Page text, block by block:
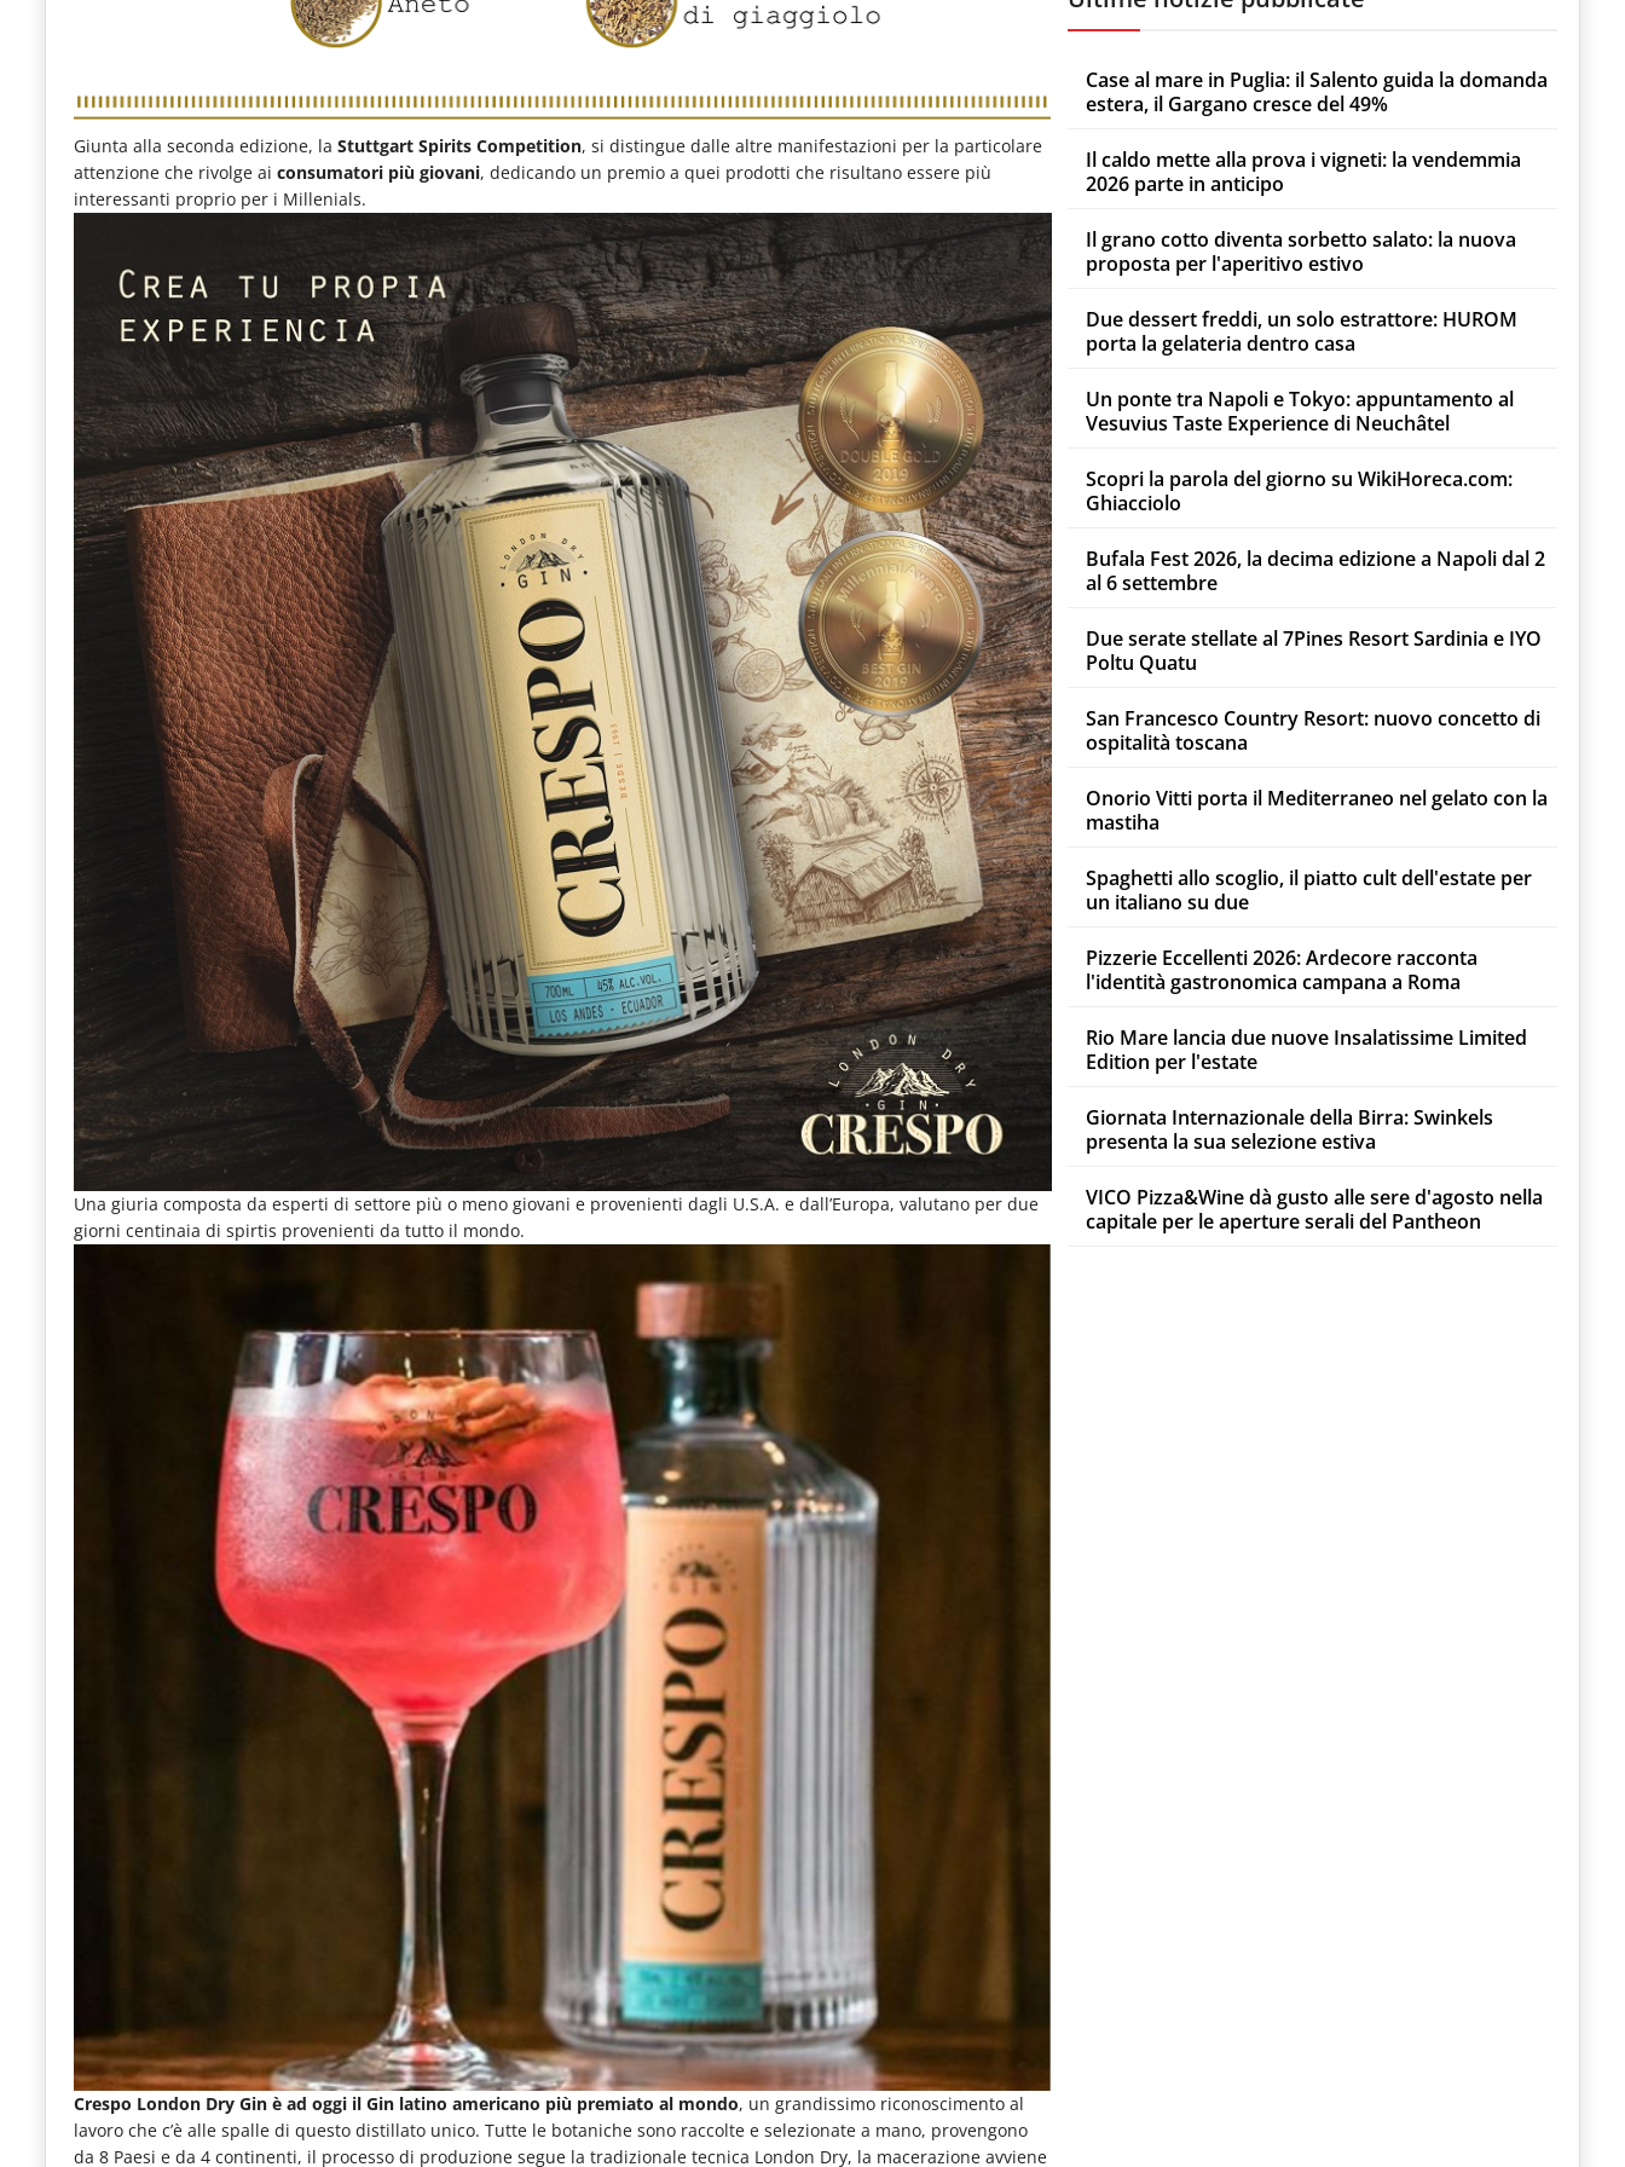
Giunta alla seconda edizione, la Stuttgart Spirits Competition, si distingue dalle altre manifestazioni per la particolare
attenzione che rivolge ai consumatori più giovani, dedicando un premio a quei prodotti che risultano essere più
interessanti proprio per i Millenials.
Una giuria composta da esperti di settore più o meno giovani e provenienti dagli U.S.A. e dall’Europa, valutano per due
giorni centinaia di spirtis provenienti da tutto il mondo.
Crespo London Dry Gin è ad oggi il Gin latino americano più premiato al mondo, un grandissimo riconoscimento al
lavoro che c’è alle spalle di questo distillato unico. Tutte le botaniche sono raccolte e selezionate a mano, provengono
da 8 Paesi e da 4 continenti, il processo di produzione segue la tradizionale tecnica London Dry, la macerazione avviene
Case al mare in Puglia: il Salento guida la domanda
estera, il Gargano cresce del 49%
Il caldo mette alla prova i vigneti: la vendemmia
2026 parte in anticipo
Il grano cotto diventa sorbetto salato: la nuova
proposta per l'aperitivo estivo
Due dessert freddi, un solo estrattore: HUROM
porta la gelateria dentro casa
Un ponte tra Napoli e Tokyo: appuntamento al
Vesuvius Taste Experience di Neuchâtel
Scopri la parola del giorno su WikiHoreca.com:
Ghiacciolo
Bufala Fest 2026, la decima edizione a Napoli dal 2
al 6 settembre
Due serate stellate al 7Pines Resort Sardinia e IYO
Poltu Quatu
San Francesco Country Resort: nuovo concetto di
ospitalità toscana
Onorio Vitti porta il Mediterraneo nel gelato con la
mastiha
Spaghetti allo scoglio, il piatto cult dell'estate per
un italiano su due
Pizzerie Eccellenti 2026: Ardecore racconta
l'identità gastronomica campana a Roma
Rio Mare lancia due nuove Insalatissime Limited
Edition per l'estate
Giornata Internazionale della Birra: Swinkels
presenta la sua selezione estiva
VICO Pizza&Wine dà gusto alle sere d'agosto nella
capitale per le aperture serali del Pantheon